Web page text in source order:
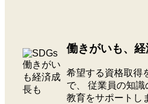
働きがいも、経
希望する資格取得
で、 従業員の知
教育をサポートし